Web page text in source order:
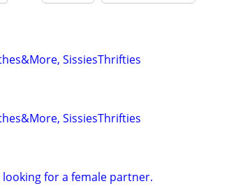
SissiesThrifties
SissiesThrifties
for a female partner.